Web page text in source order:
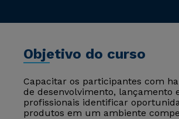
Objetivo do curso
Capacitar os participantes com
de desenvolvimento, lançamento
profissionais identificar
produtos em um ambiente